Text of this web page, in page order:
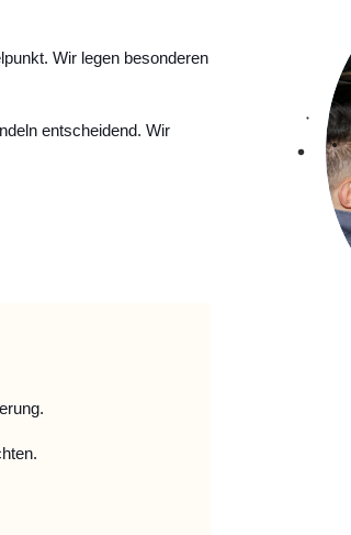
Wir legen besonderen
entscheidend. Wir